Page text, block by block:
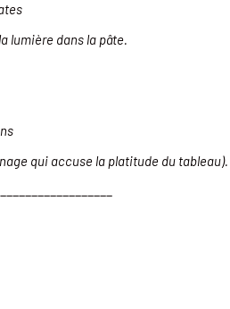
lumière dans la pâte.
qui accuse la platitude du tableau).